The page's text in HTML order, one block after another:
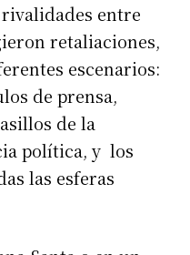
entre
retaliaciones,
escenarios:
de prensa,
de la
política, y los
las esferas